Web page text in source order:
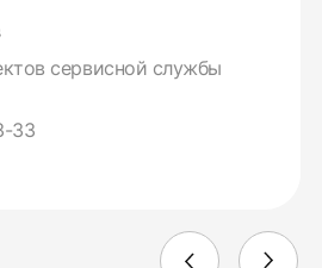
сервисной службы
33